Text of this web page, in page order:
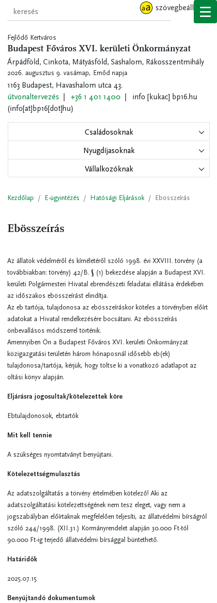
szövegbeállítások
Fejlődő Kertváros
Budapest Főváros XVI. kerületi Önkormányzat
Árpádföld, Cinkota, Mátyásföld, Sashalom, Rákosszentmihály
2026. augusztus 9. vasárnap, Emőd napja
1163 Budapest, Havashalom utca 43.
útvonaltervezés
+36 1 401 1400 info [kukac] bp16.hu
(info[at]bp16[dot]hu)
Családosoknak
Nyugdíjasoknak
Vállalkozóknak
Kezdőlap E-ügyintézés Hatósági Eljárások Ebösszeírás
Ebösszeírás
Az állatok védelméről és kíméletéről szóló 1998. évi XXVIII. törvény (a
továbbiakban: törvény) 42/B. § (1) bekezdése alapján a Budapest XVI.
kerületi Polgármesteri Hivatal ebrendészeti feladatai ellátása érdekében
az időszakos ebösszeírást elindítja.
Az eb tartója, tulajdonosa az ebösszeíráskor köteles a törvényben előírt
adatokat a Hivatal rendelkezésére bocsátani. Az ebösszeírás
önbevallásos módszerrel történik.
Amennyiben Ön a Budapest Főváros XVI. kerületi Önkormányzat
közigazgatási területén három hónaposnál idősebb eb(ek)
tulajdonosa/tartója, kérjük, hogy töltse ki a vonatkozó adatlapot az
oltási könyv alapján.
Eljárásra jogosultak/kötelezettek köre
Ebtulajdonosok, ebtartók
Mit kell tennie
A szükséges nyomtatványt benyújtani.
Kötelezettségmulasztás
Az adatszolgáltatás a törvény értelmében kötelező! Aki az
adatszolgáltatási kötelezettségének nem tesz eleget, vagy nem a
jogszabályban előírtaknak megfelelően teljesíti, az állatvédelmi bírságról
szóló 244/1998. (XII.31.) Kormányrendelet alapján 30.000 Ft-tól
90.000 Ft-ig terjedő állatvédelmi bírsággal büntethető.
Határidők
2025.07.15
Benyújtandó dokumentumok